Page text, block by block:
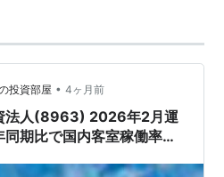
投資部屋 • 4ヶ月前
法人(8963) 2026年2月運
期比で国内客室稼働率